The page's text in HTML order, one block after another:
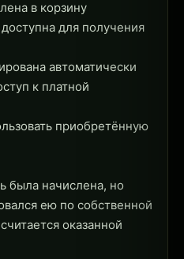
в корзину
для получения
автоматически
к платной
приобретённую
была начислена, но
ею по собственной
оказанной